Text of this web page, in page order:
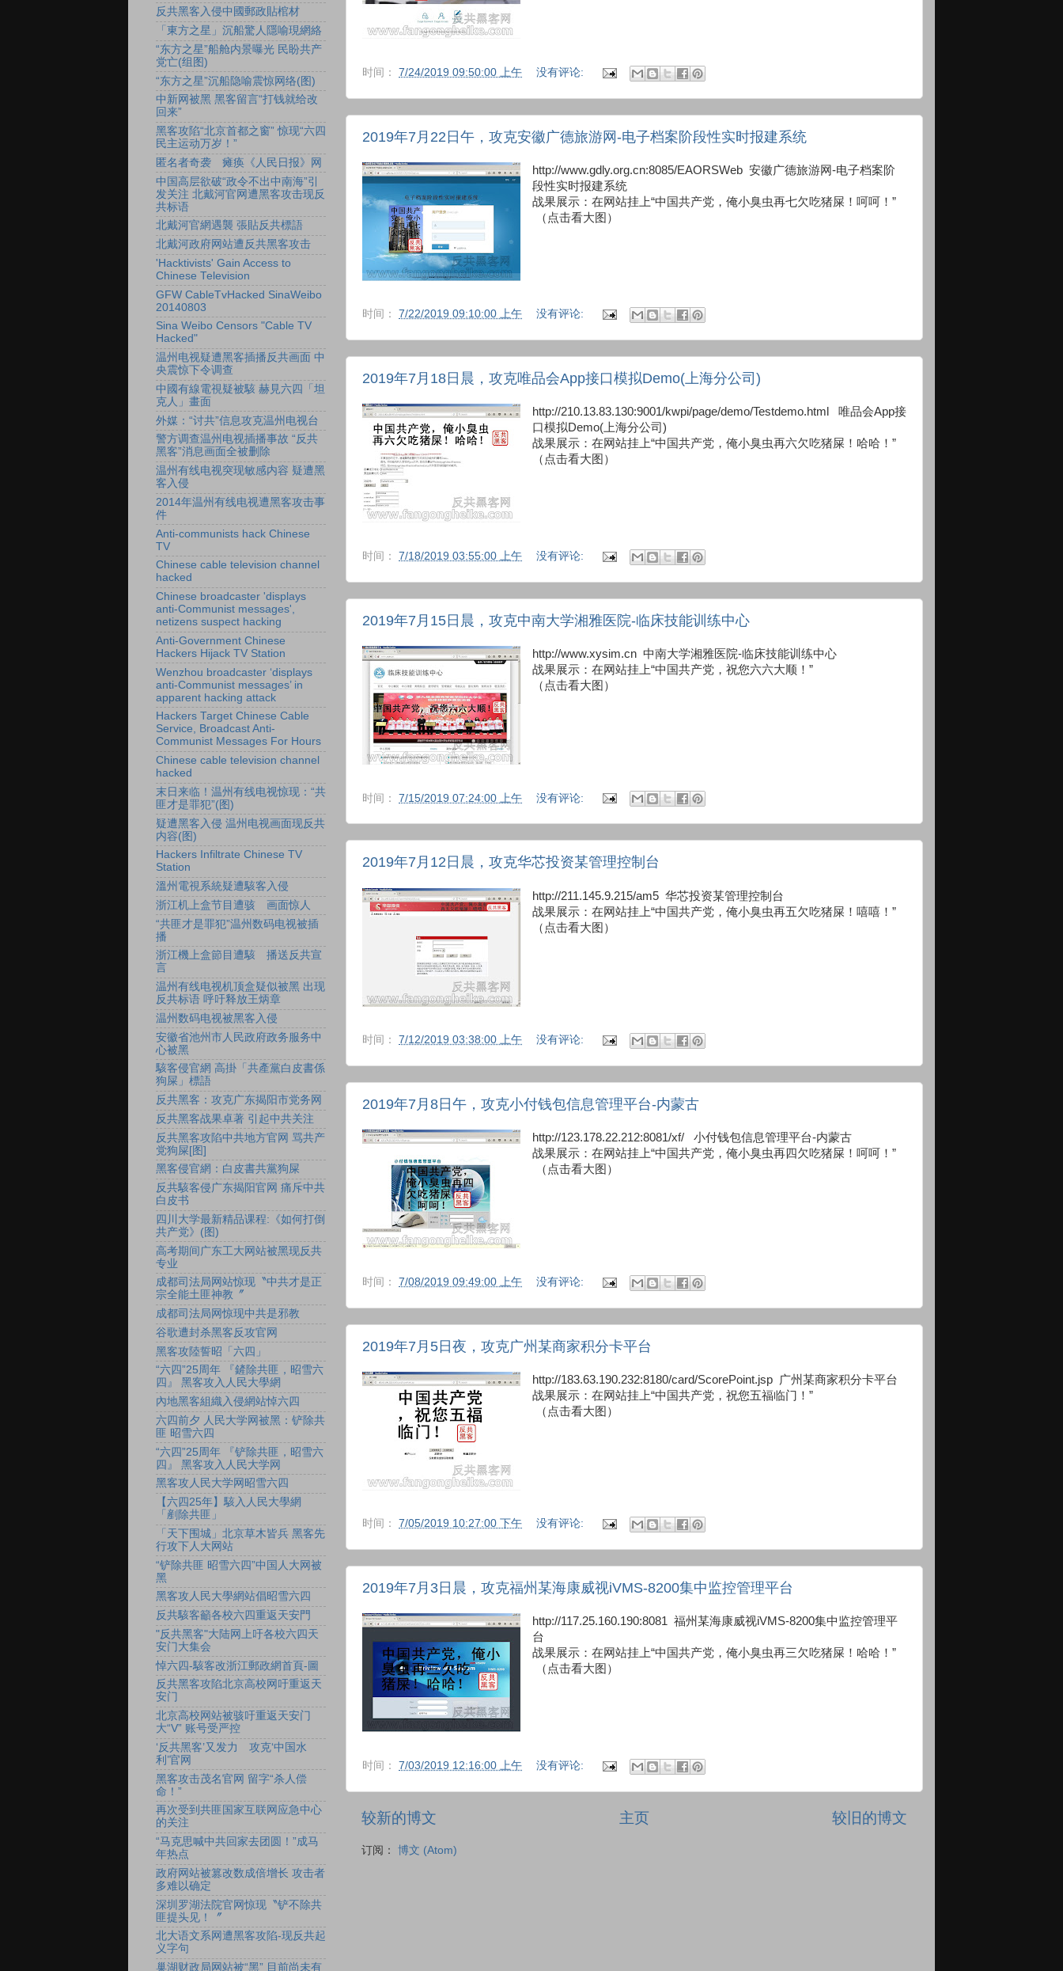
时间： 7/24/2019 09:50:00 上午 没有评论:
2019年7月22日午，攻克安徽广德旅游网-电子档案阶段性实时报建系统
http://www.gdly.org.cn:8085/EAORSWeb 安徽广德旅游网-电子档案阶
段性实时报建系统
战果展示：在网站挂上“中国共产党，俺小臭虫再七欠吃猪屎！呵呵！”
（点击看大图）
时间： 7/22/2019 09:10:00 上午 没有评论:
2019年7月18日晨，攻克唯品会App接口模拟Demo(上海分公司)
http://210.13.83.130:9001/kwpi/page/demo/Testdemo.html 唯品会App接
口模拟Demo(上海分公司)
战果展示：在网站挂上“中国共产党，俺小臭虫再六欠吃猪屎！哈哈！”
（点击看大图）
时间： 7/18/2019 03:55:00 上午 没有评论:
2019年7月15日晨，攻克中南大学湘雅医院-临床技能训练中心
http://www.xysim.cn 中南大学湘雅医院-临床技能训练中心
战果展示：在网站挂上“中国共产党，祝您六六大顺！”
（点击看大图）
时间： 7/15/2019 07:24:00 上午 没有评论:
2019年7月12日晨，攻克华芯投资某管理控制台
http://211.145.9.215/am5 华芯投资某管理控制台
战果展示：在网站挂上“中国共产党，俺小臭虫再五欠吃猪屎！嘻嘻！”
（点击看大图）
时间： 7/12/2019 03:38:00 上午 没有评论:
2019年7月8日午，攻克小付钱包信息管理平台-内蒙古
http://123.178.22.212:8081/xf/ 小付钱包信息管理平台-内蒙古
战果展示：在网站挂上“中国共产党，俺小臭虫再四欠吃猪屎！呵呵！”
（点击看大图）
时间： 7/08/2019 09:49:00 上午 没有评论:
2019年7月5日夜，攻克广州某商家积分卡平台
http://183.63.190.232:8180/card/ScorePoint.jsp 广州某商家积分卡平台
战果展示：在网站挂上“中国共产党，祝您五福临门！”
（点击看大图）
时间： 7/05/2019 10:27:00 下午 没有评论:
2019年7月3日晨，攻克福州某海康威视iVMS-8200集中监控管理平台
http://117.25.160.190:8081 福州某海康威视iVMS-8200集中监控管理平
台
战果展示：在网站挂上“中国共产党，俺小臭虫再三欠吃猪屎！哈哈！”
（点击看大图）
时间： 7/03/2019 12:16:00 上午 没有评论:
较新的博文 较旧的博文
主页
订阅： 博文 (Atom)
反共黑客入侵中國郵政貼棺材
「東方之星」沉船驚人隱喻現網絡
“东方之星”船舱内景曝光 民盼共产
党亡(组图)
“东方之星”沉船隐喻震惊网络(图)
中新网被黑 黑客留言“打钱就给改
回来”
黑客攻陷“北京首都之窗” 惊现“六四
民主运动万岁！”
匿名者奇袭 瘫痪《人民日报》网
中国高层欲破“政令不出中南海”引
发关注 北戴河官网遭黑客攻击现反
共标语
北戴河官網遇襲 張貼反共標語
北戴河政府网站遭反共黑客攻击
'Hacktivists' Gain Access to
Chinese Television
GFW CableTvHacked SinaWeibo
20140803
Sina Weibo Censors "Cable TV
Hacked"
温州电视疑遭黑客插播反共画面 中
央震惊下令调查
中國有線電視疑被駭 赫見六四「坦
克人」畫面
外媒：“讨共”信息攻克温州电视台
警方调查温州电视插播事故 “反共
黑客”消息画面全被删除
温州有线电视突现敏感内容 疑遭黑
客入侵
2014年温州有线电视遭黑客攻击事
件
Anti-communists hack Chinese
TV
Chinese cable television channel
hacked
Chinese broadcaster 'displays
anti-Communist messages',
netizens suspect hacking
Anti-Government Chinese
Hackers Hijack TV Station
Wenzhou broadcaster ‘displays
anti-Communist messages’ in
apparent hacking attack
Hackers Target Chinese Cable
Service, Broadcast Anti-
Communist Messages For Hours
Chinese cable television channel
hacked
末日来临！温州有线电视惊现：“共
匪才是罪犯”(图)
疑遭黑客入侵 温州电视画面现反共
内容(图)
Hackers Infiltrate Chinese TV
Station
溫州電視系統疑遭駭客入侵
浙江机上盒节目遭骇 画面惊人
“共匪才是罪犯”温州数码电视被插
播
浙江機上盒節目遭駭 播送反共宣
言
温州有线电视机顶盒疑似被黑 出现
反共标语 呼吁释放王炳章
温州数码电视被黑客入侵
安徽省池州市人民政府政务服务中
心被黑
駭客侵官網 高掛「共產黨白皮書係
狗屎」標語
反共黑客：攻克广东揭阳市党务网
反共黑客战果卓著 引起中共关注
反共黑客攻陷中共地方官网 骂共产
党狗屎[图]
黑客侵官網：白皮書共黨狗屎
反共駭客侵广东揭阳官网 痛斥中共
白皮书
四川大学最新精品课程:《如何打倒
共产党》(图)
高考期间广东工大网站被黑现反共
专业
成都司法局网站惊现〝中共才是正
宗全能土匪神教〞
成都司法局网惊现中共是邪教
谷歌遭封杀黑客反攻官网
黑客攻陸誓昭「六四」
“六四”25周年 『鏟除共匪，昭雪六
四』 黑客攻入人民大學網
內地黑客組織入侵網站悼六四
六四前夕 人民大学网被黑：铲除共
匪 昭雪六四
“六四”25周年 『铲除共匪，昭雪六
四』 黑客攻入人民大学网
黑客攻人民大学网昭雪六四
【六四25年】駭入人民大學網
「剷除共匪」
「天下围城」北京草木皆兵 黑客先
行攻下人大网站
“铲除共匪 昭雪六四”中国人大网被
黑
黑客攻人民大學網站倡昭雪六四
反共駭客籲各校六四重返天安門
"反共黑客"大陆网上吁各校六四天
安门大集会
悼六四-駭客改浙江郵政網首頁-圖
反共黑客攻陷北京高校网吁重返天
安门
北京高校网站被骇吁重返天安门
大“V” 账号受严控
‘反共黑客’又发力 攻克‘中国水
利’官网
黑客攻击茂名官网 留字“杀人偿
命！”
再次受到共匪国家互联网应急中心
的关注
“马克思喊中共回家去团圆！”成马
年热点
政府网站被篡改数成倍增长 攻击者
多难以确定
深圳罗湖法院官网惊现〝铲不除共
匪提头见！〞
北大语文系网遭黑客攻陷-现反共起
义字句
巢湖财政局网站被“黑” 目前尚未有